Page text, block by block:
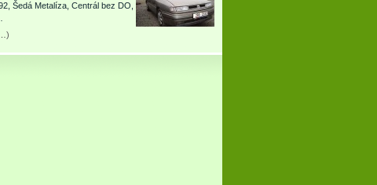
Šedá Metalíza, Centrál bez DO,
)